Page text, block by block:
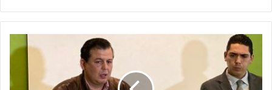
#Morelia
Pagaron
Matarme